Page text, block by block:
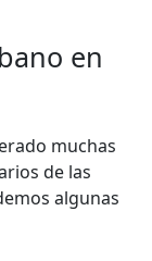
en
muchas
de las
algunas